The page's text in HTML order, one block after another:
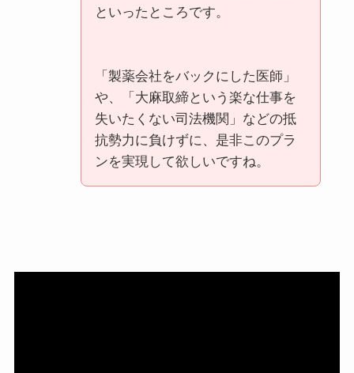
といったところです。
「製薬会社をバックにした医師」
や、「大麻取締という楽な仕事を
失いたくない司法機関」などの抵
抗勢力に負けずに、是非このプラ
ンを実現して欲しいですね。